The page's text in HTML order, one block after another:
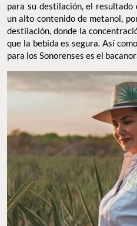
para su destilación, el
un alto contenido de metanol,
destilación, donde la
que la bebida es segura. Así
para los Sonorenses es el